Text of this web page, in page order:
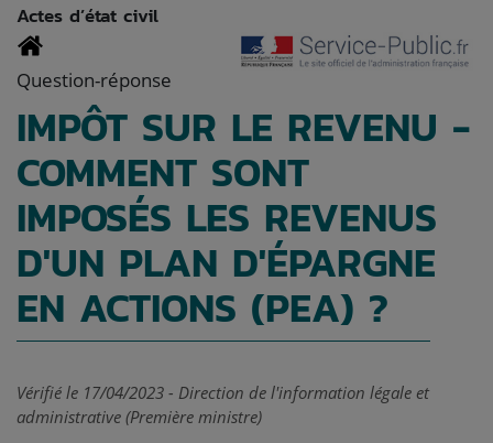
Actes d’état civil
Question-réponse
IMPÔT SUR LE REVENU -
COMMENT SONT
IMPOSÉS LES REVENUS
D'UN PLAN D'ÉPARGNE
EN ACTIONS (PEA) ?
Vérifié le 17/04/2023 - Direction de l'information légale et
administrative (Première ministre)